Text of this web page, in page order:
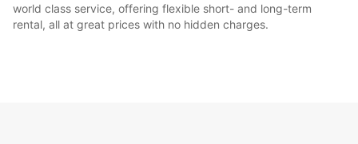
world class service, offering flexible short- and long-term
rental, all at great prices with no hidden charges.